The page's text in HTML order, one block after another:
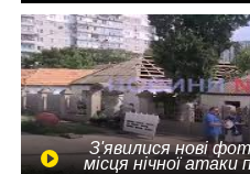
З'явилися нові
місця нічної атаки